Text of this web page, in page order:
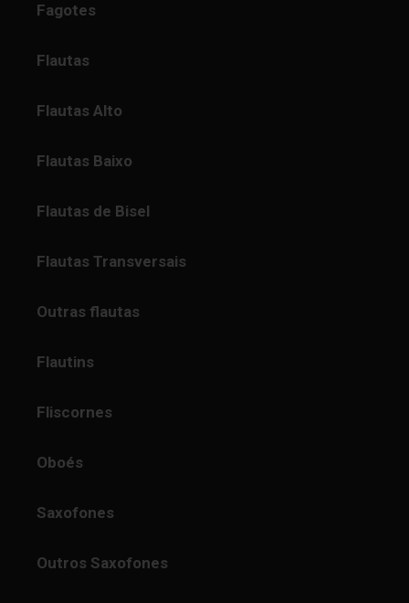
Fagotes
Flautas
Flautas Alto
Flautas Baixo
Flautas de Bisel
Flautas Transversais
Outras flautas
Flautins
Fliscornes
Oboés
Saxofones
Outros Saxofones